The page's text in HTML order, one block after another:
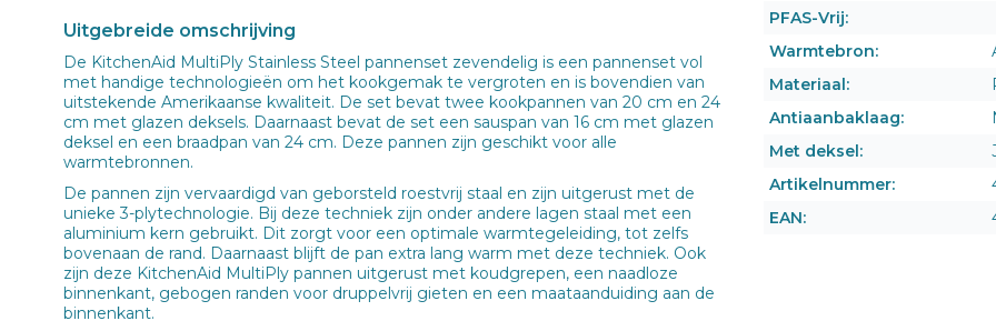
Uitgebreide omschrijving
De KitchenAid MultiPly Stainless Steel pannenset zevendelig is een pannenset vol
met handige technologieën om het kookgemak te vergroten en is bovendien van
uitstekende Amerikaanse kwaliteit. De set bevat twee kookpannen van 20 cm en 24
cm met glazen deksels. Daarnaast bevat de set een sauspan van 16 cm met glazen
deksel en een braadpan van 24 cm. Deze pannen zijn geschikt voor alle
warmtebronnen.
De pannen zijn vervaardigd van geborsteld roestvrij staal en zijn uitgerust met de
unieke 3-plytechnologie. Bij deze techniek zijn onder andere lagen staal met een
aluminium kern gebruikt. Dit zorgt voor een optimale warmtegeleiding, tot zelfs
bovenaan de rand. Daarnaast blijft de pan extra lang warm met deze techniek. Ook
zijn deze KitchenAid MultiPly pannen uitgerust met koudgrepen, een naadloze
binnenkant, gebogen randen voor druppelvrij gieten en een maataanduiding aan de
binnenkant.
PFAS-Vrij:
Warmtebron:
Materiaal:
Antiaanbaklaag:
Met deksel:
Artikelnummer:
EAN: